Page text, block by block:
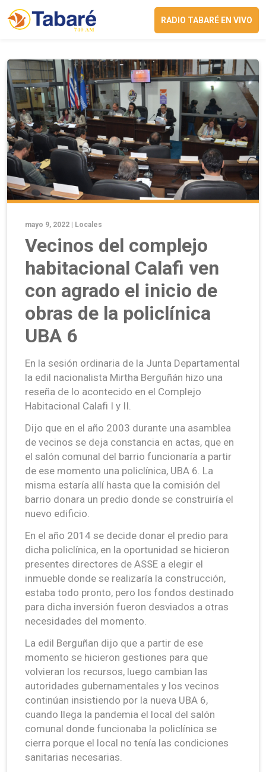
RADIO TABARÉ EN VIVO
mayo 9, 2022 | Locales
Vecinos del complejo
habitacional Calafi ven
con agrado el inicio de
obras de la policlínica
UBA 6
En la sesión ordinaria de la Junta Departamental
la edil nacionalista Mirtha Berguñán hizo una
reseña de lo acontecido en el Complejo
Habitacional Calafi I y II.
Dijo que en el año 2003 durante una asamblea
de vecinos se deja constancia en actas, que en
el salón comunal del barrio funcionaría a partir
de ese momento una policlínica, UBA 6. La
misma estaría allí hasta que la comisión del
barrio donara un predio donde se construiría el
nuevo edificio.
En el año 2014 se decide donar el predio para
dicha policlínica, en la oportunidad se hicieron
presentes directores de ASSE a elegir el
inmueble donde se realizaría la construcción,
estaba todo pronto, pero los fondos destinado
para dicha inversión fueron desviados a otras
necesidades del momento.
La edil Berguñan dijo que a partir de ese
momento se hicieron gestiones para que
volvieran los recursos, luego cambian las
autoridades gubernamentales y los vecinos
continúan insistiendo por la nueva UBA 6,
cuando llega la pandemia el local del salón
comunal donde funcionaba la policlínica se
cierra porque el local no tenía las condiciones
sanitarias necesarias.